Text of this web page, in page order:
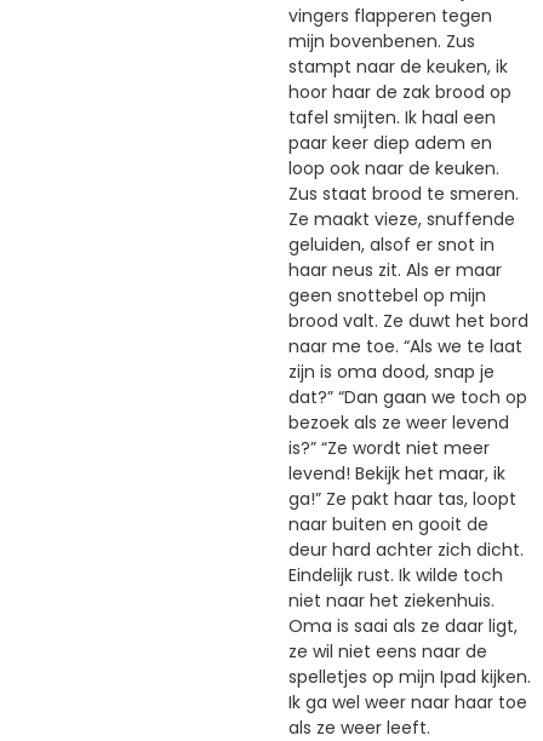
vingers flapperen tegen
mijn bovenbenen. Zus
stampt naar de keuken, ik
hoor haar de zak brood op
tafel smijten. Ik haal een
paar keer diep adem en
loop ook naar de keuken.
Zus staat brood te smeren.
Ze maakt vieze, snuffende
geluiden, alsof er snot in
haar neus zit. Als er maar
geen snottebel op mijn
brood valt. Ze duwt het bord
naar me toe. “Als we te laat
zijn is oma dood, snap je
dat?” “Dan gaan we toch op
bezoek als ze weer levend
is?” “Ze wordt niet meer
levend! Bekijk het maar, ik
ga!” Ze pakt haar tas, loopt
naar buiten en gooit de
deur hard achter zich dicht.
Eindelijk rust. Ik wilde toch
niet naar het ziekenhuis.
Oma is saai als ze daar ligt,
ze wil niet eens naar de
spelletjes op mijn Ipad kijken.
Ik ga wel weer naar haar toe
als ze weer leeft.